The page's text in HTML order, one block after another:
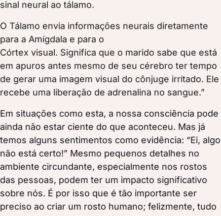
sinal neural ao tálamo.
O Tálamo envia informações neurais diretamente
para a Amígdala e para o
Córtex visual. Significa que o marido sabe que está
em apuros antes mesmo de seu cérebro ter tempo
de gerar uma imagem visual do cônjuge irritado. Ele
recebe uma liberação de adrenalina no sangue.”
Em situações como esta, a nossa consciência pode
ainda não estar ciente do que aconteceu. Mas já
temos alguns sentimentos como evidência: “Ei, algo
não está certo!” Mesmo pequenos detalhes no
ambiente circundante, especialmente nos rostos
das pessoas, podem ter um impacto significativo
sobre nós. É por isso que é tão importante ser
preciso ao criar um rosto humano; felizmente, tudo